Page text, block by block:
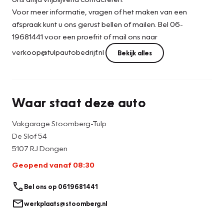
Voor meer informatie, vragen of het maken van een
afspraak kunt u ons gerust bellen of mailen. Bel 06-
19681441 voor een proefrit of mail ons naar
verkoop@tulpautobedrijf.nl
Bekijk alles
Waar staat deze auto
Vakgarage Stoomberg-Tulp
De Slof 54
5107 RJ Dongen
Geopend vanaf 08:30
Bel ons op 0619681441
werkplaats@stoomberg.nl